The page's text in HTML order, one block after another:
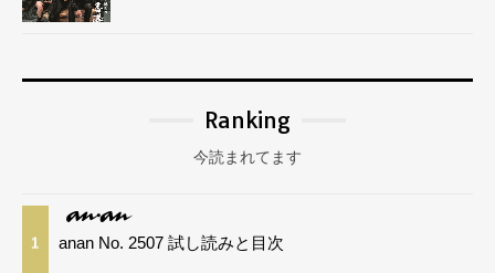
Ranking
今読まれてます
1 anan No. 2507 試し読みと目次